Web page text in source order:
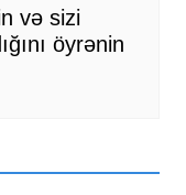
və sizi
öyrənin